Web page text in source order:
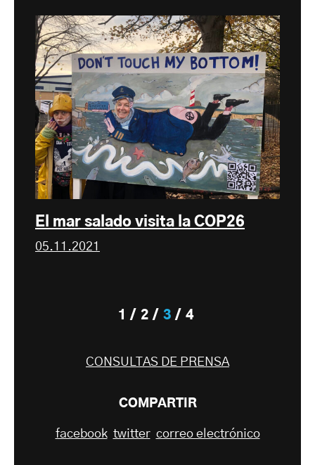
El mar salado visita la COP26
05.11.2021
1 2 3 4
CONSULTAS DE PRENSA
COMPARTIR
facebook twitter correo electrónico